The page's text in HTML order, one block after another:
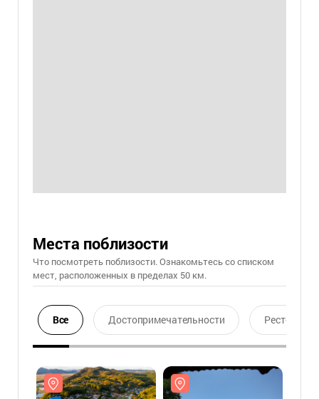
Места поблизости
Что посмотреть поблизости. Ознакомьтесь со списком
мест, расположенных в пределах 50 км.
Все Достопримечательности Ресторан